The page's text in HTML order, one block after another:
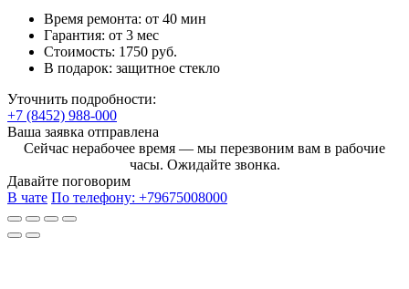
Время ремонта: от 40 мин
Гарантия: от 3 мес
Стоимость: 1750 руб.
В подарок: защитное стекло
Уточнить подробности:
+7 (8452) 988-000
Ваша заявка отправлена
Сейчас нерабочее время — мы перезвоним вам в рабочие
часы. Ожидайте звонка.
Давайте поговорим
В чате По телефону: +79675008000